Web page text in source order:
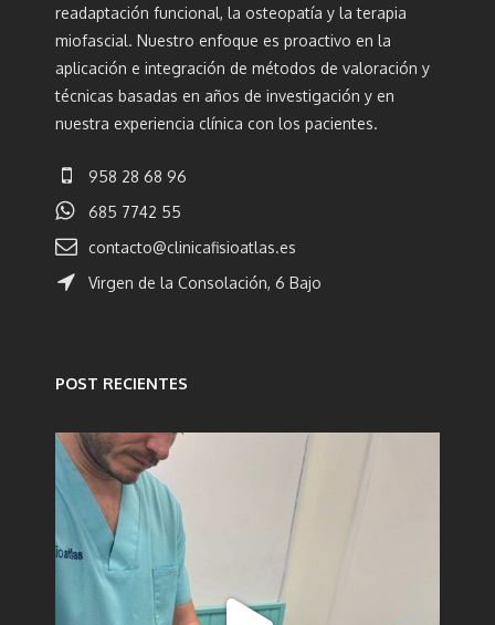
readaptación funcional, la osteopatía y la terapia
miofascial. Nuestro enfoque es proactivo en la
aplicación e integración de métodos de valoración y
técnicas basadas en años de investigación y en
nuestra experiencia clínica con los pacientes.
958 28 68 96
685 7742 55
contacto@clinicafisioatlas.es
Virgen de la Consolación, 6 Bajo
POST RECIENTES